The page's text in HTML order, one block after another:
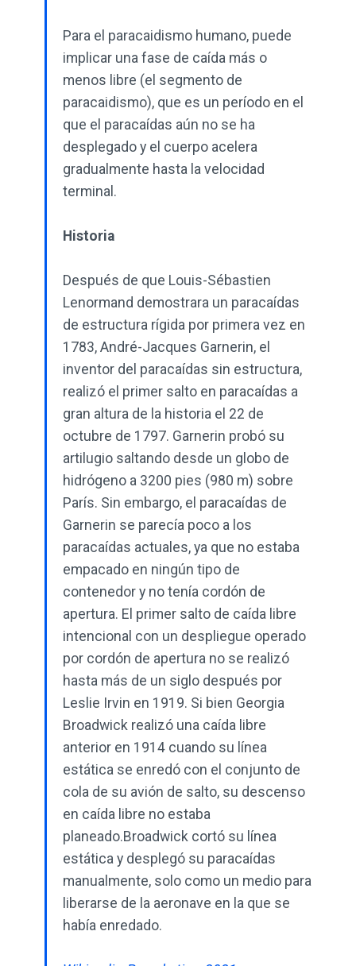
Para el paracaidismo humano, puede
implicar una fase de caída más o
menos libre (el segmento de
paracaidismo), que es un período en el
que el paracaídas aún no se ha
desplegado y el cuerpo acelera
gradualmente hasta la velocidad
terminal.
Historia
Después de que Louis-Sébastien
Lenormand demostrara un paracaídas
de estructura rígida por primera vez en
1783, André-Jacques Garnerin, el
inventor del paracaídas sin estructura,
realizó el primer salto en paracaídas a
gran altura de la historia el 22 de
octubre de 1797. Garnerin probó su
artilugio saltando desde un globo de
hidrógeno a 3200 pies (980 m) sobre
París. Sin embargo, el paracaídas de
Garnerin se parecía poco a los
paracaídas actuales, ya que no estaba
empacado en ningún tipo de
contenedor y no tenía cordón de
apertura. El primer salto de caída libre
intencional con un despliegue operado
por cordón de apertura no se realizó
hasta más de un siglo después por
Leslie Irvin en 1919. Si bien Georgia
Broadwick realizó una caída libre
anterior en 1914 cuando su línea
estática se enredó con el conjunto de
cola de su avión de salto, su descenso
en caída libre no estaba
planeado.Broadwick cortó su línea
estática y desplegó su paracaídas
manualmente, solo como un medio para
liberarse de la aeronave en la que se
había enredado.